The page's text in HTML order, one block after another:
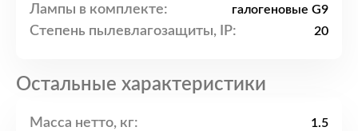
Лампы в комплекте: галогеновые G9
Степень пылевлагозащиты, IP: 20
Остальные характеристики
Масса нетто, кг: 1.5